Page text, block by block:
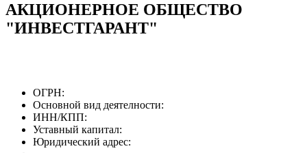
АКЦИОНЕРНОЕ ОБЩЕСТВО
"ИНВЕСТГАРАНТ"
ОГРН:
Основной вид деятелности:
ИНН/КПП:
Уставный капитал:
Юридический адрес: